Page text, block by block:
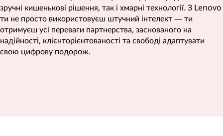
зручні кишенькові рішення, так і хмарні технології. З Lenovo
ти не просто використовуєш штучний інтелект — ти
отримуєш усі переваги партнерства, заснованого на
надійності, клієнторієнтованості та свободі адаптувати
свою цифрову подорож.